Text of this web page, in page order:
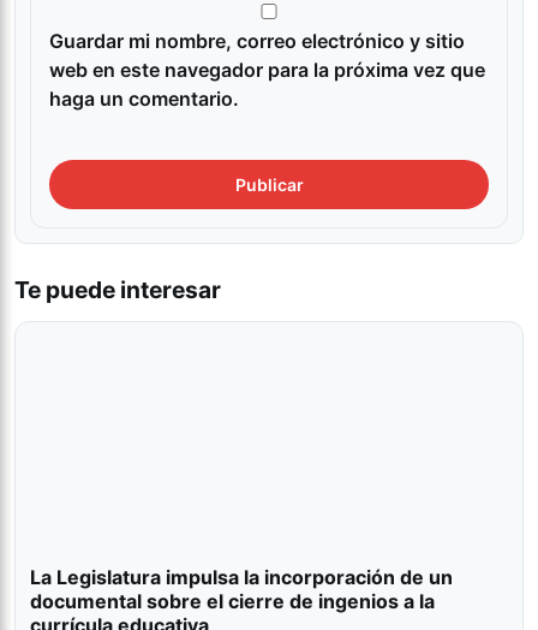
Guardar mi nombre, correo electrónico y sitio
web en este navegador para la próxima vez que
haga un comentario.
Te puede interesar
La Legislatura impulsa la incorporación de un
documental sobre el cierre de ingenios a la